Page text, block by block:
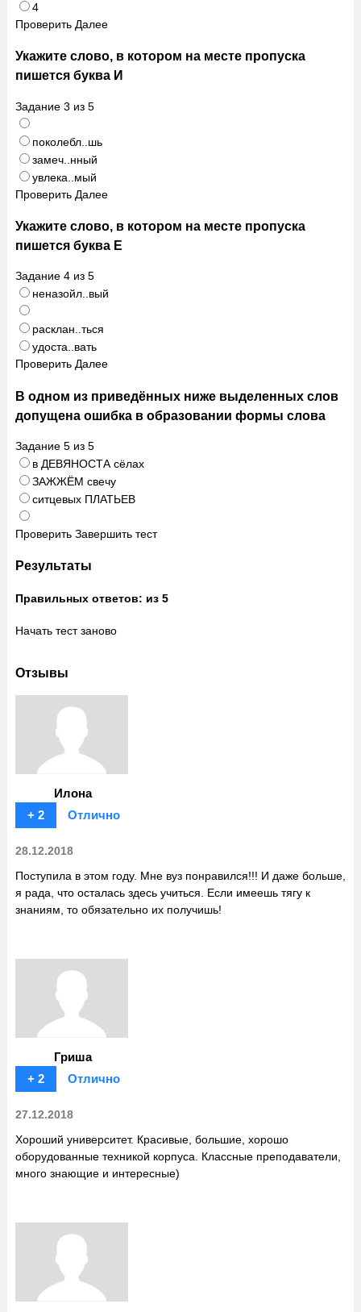
4
Проверить Далее
Укажите слово, в котором на месте пропуска
пишется буква И
Задание 3 из 5
поколебл..шь
замеч..нный
увлека..мый
Проверить Далее
Укажите слово, в котором на месте пропуска
пишется буква Е
Задание 4из 5
неназойл..вый
расклан..ться
удоста..вать
Проверить Далее
В одном из приведённых ниже выделенных слов
допущена ошибка в образовании формы слова
Задание 5из 5
в ДЕВЯНОСТА сёлах
ЗАЖЖЁМ свечу
ситцевых ПЛАТЬЕВ
Проверить Завершить тест
Результаты
Правильных ответов: из 5
Начать тест заново
Отзывы
Илона
+ 2
Отлично
28.12.2018
Поступила в этом году. Мне вуз понравился!!! И даже больше,
я рада, что осталась здесь учиться. Если имеешь тягу к
знаниям, то обязательно их получишь!
Гриша
+ 2
Отлично
27.12.2018
Хороший университет. Красивые, большие, хорошо
оборудованные техникой корпуса. Классные преподаватели,
много знающие и интересные)